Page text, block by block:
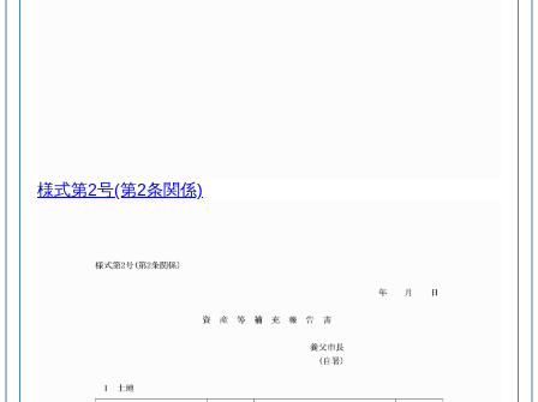
様式第2号(第2条関係)